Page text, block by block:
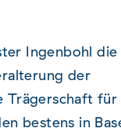
Ingenbohl die
der
Trägerschaft für
bestens in